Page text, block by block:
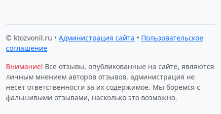
© ktozvonil.ru • Администрация сайта • Пользовательское
соглашение
Внимание! Все отзывы, опубликованные на сайте, являются
личным мнением авторов отзывов, администрация не
несет ответственности за их содержимое. Мы боремся с
фальшивыми отзывами, насколько это возможно.